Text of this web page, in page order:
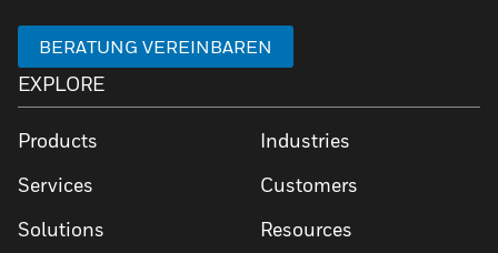
BERATUNG VEREINBAREN
EXPLORE
Products
Industries
Services
Customers
Solutions
Resources